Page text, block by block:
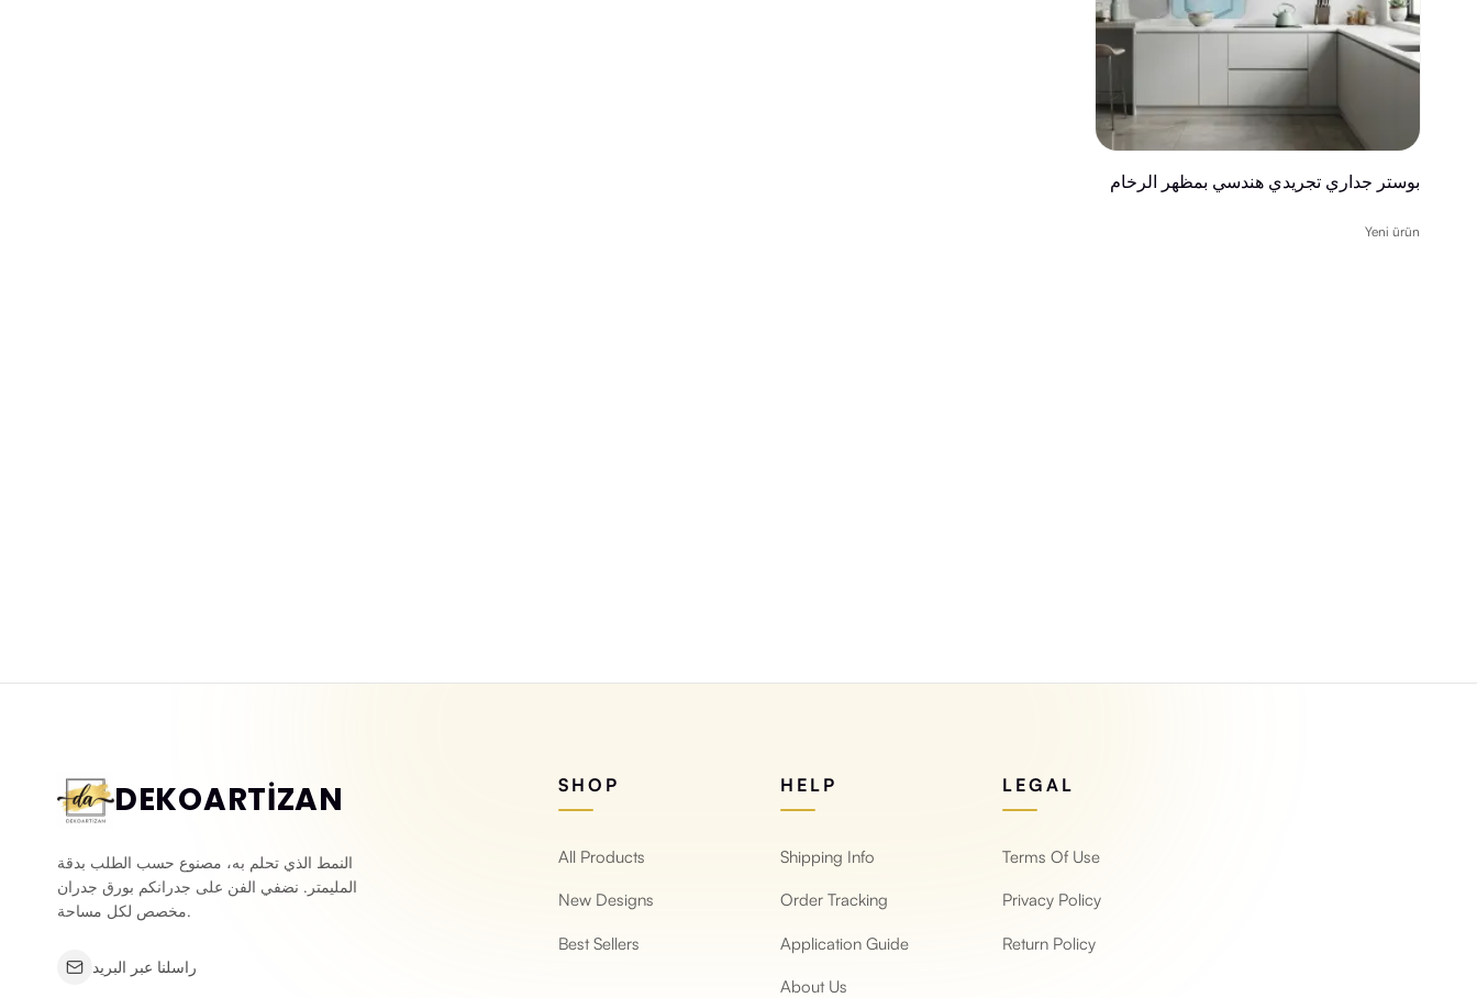
بوستر جداري تجريدي هندسي بمظهر الرخام
Yeni ürün
DEKOARTİZAN
النمط الذي تحلم به، مصنوع حسب الطلب بدقة
المليمتر. نضفي الفن على جدرانكم بورق جدران
مخصص لكل مساحة.
راسلنا عبر البريد
SHOP
All Products
New Designs
Best Sellers
HELP
Shipping Info
Order Tracking
Application Guide
About Us
LEGAL
Terms Of Use
Privacy Policy
Return Policy